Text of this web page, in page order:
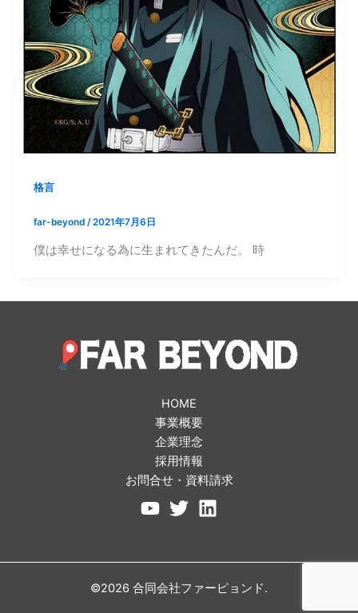
格言
far-beyond /2021年7月6日
僕は幸せになる為に生まれてきたんだ。 時
HOME
事業概要
企業理念
採用情報
お問合せ・資料請求
©2026 合同会社ファーピョンド.